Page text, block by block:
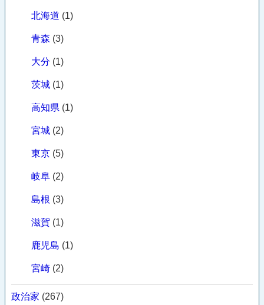
北海道 (1)
青森 (3)
大分 (1)
茨城 (1)
高知県 (1)
宮城 (2)
東京 (5)
岐阜 (2)
島根 (3)
滋賀 (1)
鹿児島 (1)
宮崎 (2)
政治家 (267)